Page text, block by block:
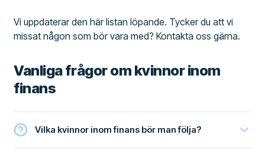
Vi uppdaterar den här listan löpande. Tycker du att vi
missat någon som bör vara med? Kontakta oss gärna.
Vanliga frågor om kvinnor inom
finans
Vilka kvinnor inom finans bör man följa?